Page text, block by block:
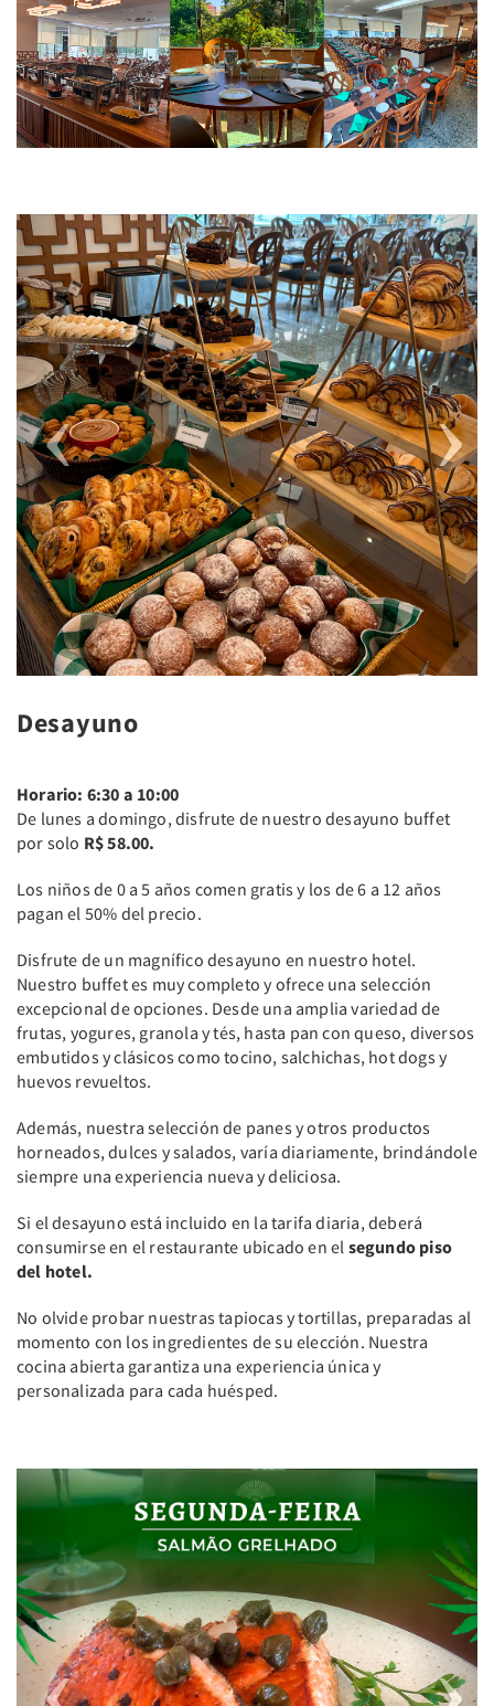
Previous Next
Desayuno
Horario: 6:30 a 10:00
De lunes a domingo, disfrute de nuestro desayuno buffet
por solo R$ 58.00.
Los niños de 0 a 5 años comen gratis y los de 6 a 12 años
pagan el 50% del precio.
Disfrute de un magnífico desayuno en nuestro hotel.
Nuestro buffet es muy completo y ofrece una selección
excepcional de opciones. Desde una amplia variedad de
frutas, yogures, granola y tés, hasta pan con queso, diversos
embutidos y clásicos como tocino, salchichas, hot dogs y
huevos revueltos.
Además, nuestra selección de panes y otros productos
horneados, dulces y salados, varía diariamente, brindándole
siempre una experiencia nueva y deliciosa.
Si el desayuno está incluido en la tarifa diaria, deberá
consumirse en el restaurante ubicado en el segundo piso
del hotel.
No olvide probar nuestras tapiocas y tortillas, preparadas al
momento con los ingredientes de su elección. Nuestra
cocina abierta garantiza una experiencia única y
personalizada para cada huésped.
Previous Next